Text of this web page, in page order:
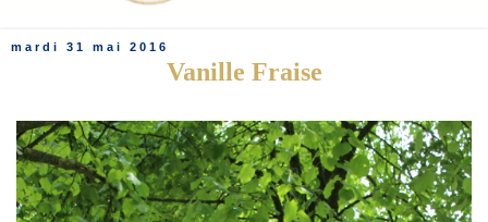
mardi 31 mai 2016
Vanille Fraise